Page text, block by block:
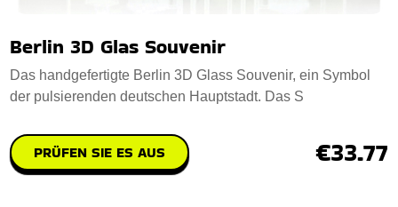
Berlin 3D Glas Souvenir
Das handgefertigte Berlin 3D Glass Souvenir, ein Symbol
der pulsierenden deutschen Hauptstadt. Das S
PRÜFEN SIE ES AUS €33.77